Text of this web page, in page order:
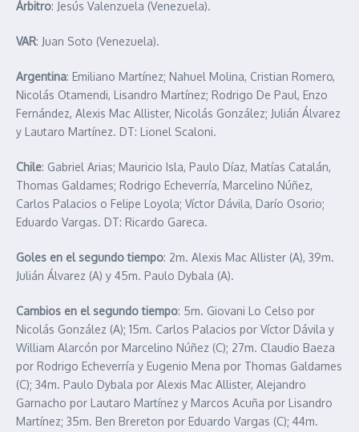
Árbitro: Jesús Valenzuela (Venezuela).
VAR: Juan Soto (Venezuela).
Argentina: Emiliano Martínez; Nahuel Molina, Cristian Romero,
Nicolás Otamendi, Lisandro Martínez; Rodrigo De Paul, Enzo
Fernández, Alexis Mac Allister, Nicolás González; Julián Álvarez
y Lautaro Martínez. DT: Lionel Scaloni.
Chile: Gabriel Arias; Mauricio Isla, Paulo Díaz, Matías Catalán,
Thomas Galdames; Rodrigo Echeverría, Marcelino Núñez,
Carlos Palacios o Felipe Loyola; Víctor Dávila, Darío Osorio;
Eduardo Vargas. DT: Ricardo Gareca.
Goles en el segundo tiempo: 2m. Alexis Mac Allister (A), 39m.
Julián Álvarez (A) y 45m. Paulo Dybala (A).
Cambios en el segundo tiempo: 5m. Giovani Lo Celso por
Nicolás González (A); 15m. Carlos Palacios por Víctor Dávila y
William Alarcón por Marcelino Núñez (C); 27m. Claudio Baeza
por Rodrigo Echeverría y Eugenio Mena por Thomas Galdames
(C); 34m. Paulo Dybala por Alexis Mac Allister, Alejandro
Garnacho por Lautaro Martínez y Marcos Acuña por Lisandro
Martínez; 35m. Ben Brereton por Eduardo Vargas (C); 44m.